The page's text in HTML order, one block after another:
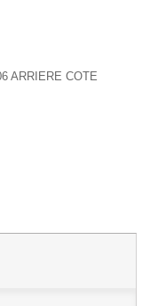
ARRIERE COTE